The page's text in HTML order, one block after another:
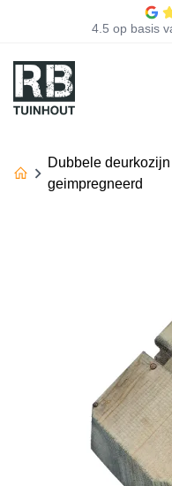
4.5 op basis
Dubbele
geimpregneerd